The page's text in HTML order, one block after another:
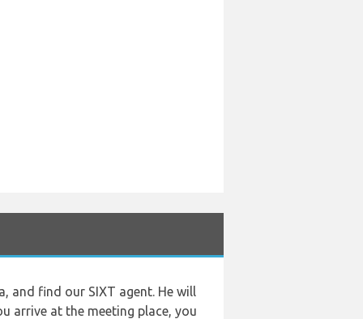
and find our SIXT agent. He will
arrive at the meeting place, you